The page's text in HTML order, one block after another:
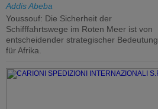
Addis Abeba
Youssouf: Die Sicherheit der
Schifffahrtswege im Roten Meer ist von
entscheidender strategischer Bedeutung
für Afrika.